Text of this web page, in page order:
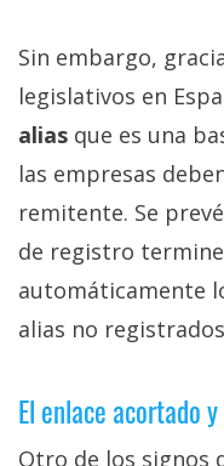
Sin embargo,
legislativos en
alias que es una
las empresas
remitente. Se
de registro
automáticamente
alias no
El enlace acortado
Otro de los signos